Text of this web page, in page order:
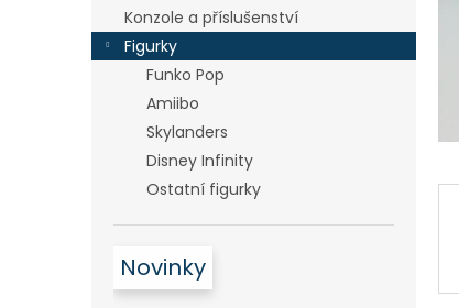
e
l
Konzole a příslušenství
Figurky
Funko Pop
Amiibo
Skylanders
Disney Infinity
Ostatní figurky
Novinky